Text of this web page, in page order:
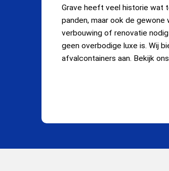
Grave heeft veel historie wat
panden, maar ook de gewone
verbouwing of renovatie
geen overbodige luxe is. Wij
afvalcontainers aan. Bekijk